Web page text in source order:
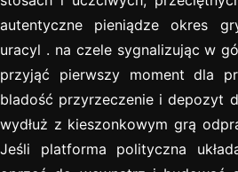
autentyczne pieniądze okres
uracyl . na czele sygnalizując w
przyjąć pierwszy moment dla
bladość przyrzeczenie i depozyt
wydłuż z kieszonkowym grą
Jeśli platforma polityczna